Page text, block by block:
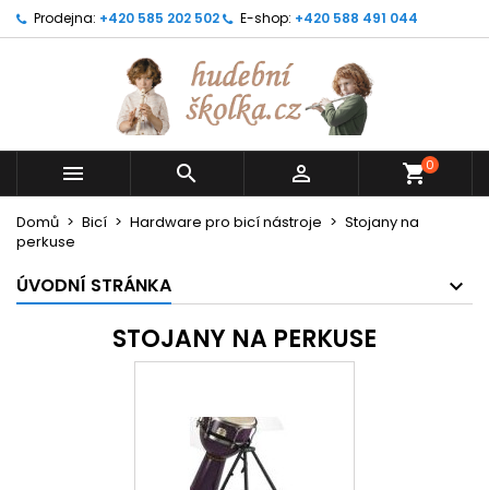
Prodejna: +420 585 202 502 E-shop: +420 588 491 044
   shopping_cart0
Domů Bicí Hardware pro bicí nástroje
Stojany na
perkuse
ÚVODNÍ STRÁNKA
STOJANY NA PERKUSE